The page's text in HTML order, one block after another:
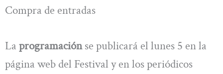
Compra de entradas
La programaciónse publicará el lunes 5 en la
página web del Festival y en los periódicos